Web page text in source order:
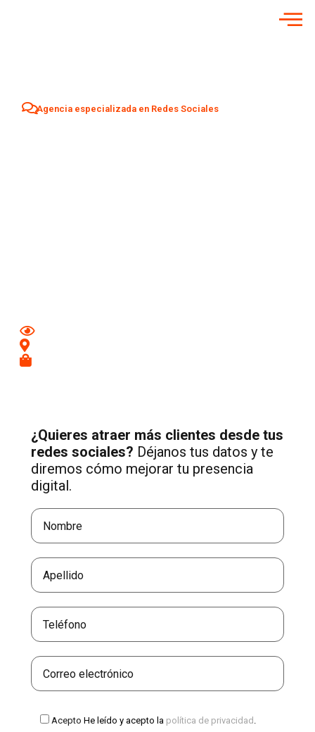
Agencia especializada en Redes Sociales
¿Quieres atraer más clientes desde tus
redes sociales? Déjanos tus datos y te
diremos cómo mejorar tu presencia
digital.
Acepto He leído y acepto la política de privacidad .